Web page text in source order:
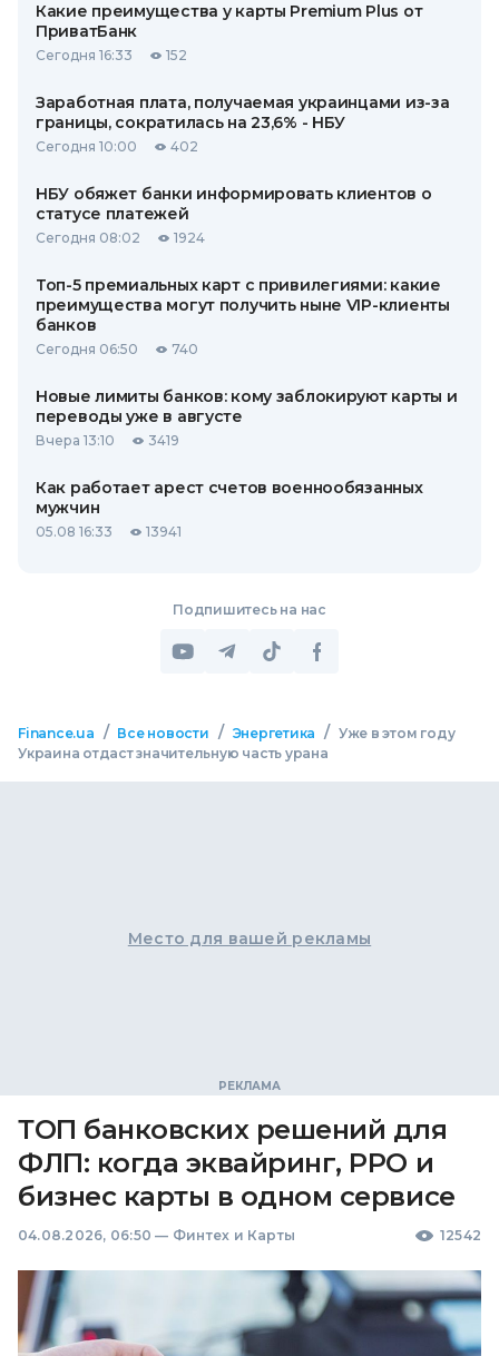
Какие преимущества у карты Premium Plus от
ПриватБанк
Сегодня 16:33 152
Заработная плата, получаемая украинцами из-за
границы, сократилась на 23,6% - НБУ
Сегодня 10:00 402
НБУ обяжет банки информировать клиентов о
статусе платежей
Сегодня 08:02 1924
Топ-5 премиальных карт с привилегиями: какие
преимущества могут получить ныне VIP-клиенты
банков
Сегодня 06:50 740
Новые лимиты банков: кому заблокируют карты и
переводы уже в августе
Вчера 13:10 3419
Как работает арест счетов военнообязанных
мужчин
05.08 16:33 13941
Подпишитесь на нас
Finance.ua / Все новости / Энергетика / Уже в этом году
Украина отдаст значительную часть урана
Место для вашей рекламы
ТОП банковских решений для
ФЛП: когда эквайринг, РРО и
бизнес карты в одном сервисе
04.08.2026, 06:50 — Финтех и Карты 12542